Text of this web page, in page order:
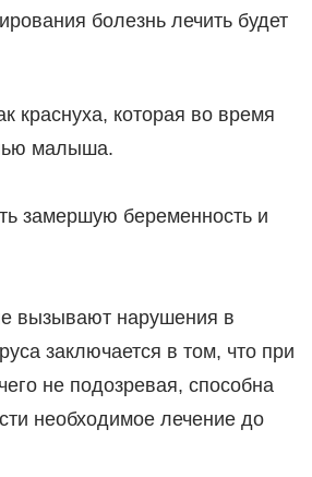
болезнь лечить будет
краснуха, которая во время
малыша.
замершую беременность и
вызывают нарушения в
заключается в том, что при
не подозревая, способна
необходимое лечение до